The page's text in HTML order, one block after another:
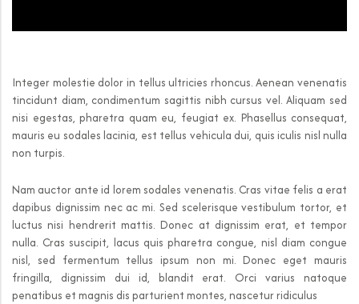
Integer molestie dolor in tellus ultricies rhoncus. Aenean venenatis
tincidunt diam, condimentum sagittis nibh cursus vel. Aliquam sed
nisi egestas, pharetra quam eu, feugiat ex. Phasellus consequat,
mauris eu sodales lacinia, est tellus vehicula dui, quis iculis nisl nulla
non turpis.
Nam auctor ante id lorem sodales venenatis. Cras vitae felis a erat
dapibus dignissim nec ac mi. Sed scelerisque vestibulum tortor, et
luctus nisi hendrerit mattis. Donec at dignissim erat, et tempor
nulla. Cras suscipit, lacus quis pharetra congue, nisl diam congue
nisl, sed fermentum tellus ipsum non mi. Donec eget mauris
fringilla, dignissim dui id, blandit erat. Orci varius natoque
penatibus et magnis dis parturient montes, nascetur ridiculus